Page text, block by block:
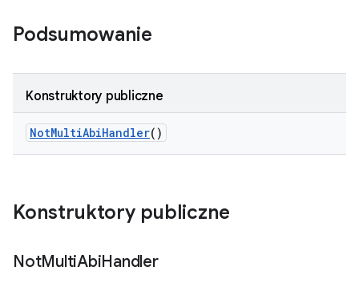
Podsumowanie
Konstruktory publiczne
NotMultiAbiHandler()
Konstruktory publiczne
NotMultiAbiHandler